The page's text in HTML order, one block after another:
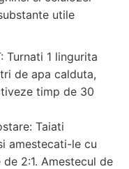
utile
Turnati 1 lingurita
de apa calduta,
timp de 30
Taiati
amestecati-le cu
2:1. Amestecul de
ul web în acest
o să comentez.